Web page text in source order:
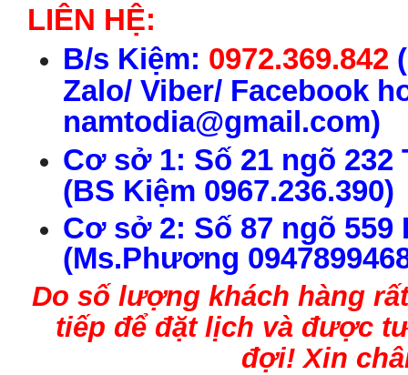
LIÊN HỆ:
B/s Kiệm: 0972.369.842 (
Zalo/ Viber/ Facebook
namtodia@gmail.com)
Cơ sở 1: Số 21 ngõ
(BS Kiệm 0967.236.390)
Cơ sở 2: Số 87 ngõ 559
(Ms.Phương
Do số lượng khách hàng
tiếp để đặt lịch và được
đợi!Xin